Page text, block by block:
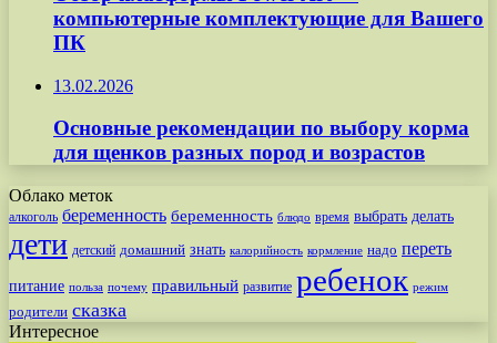
компьютерные комплектующие для Вашего
ПК
13.02.2026
Основные рекомендации по выбору корма
для щенков разных пород и возрастов
Облако меток
алкоголь беременность беременность блюдо время выбрать делать
дети детский домашний знать калорийность кормление надо переть
питание польза почему правильный развитие ребенок режим
родители сказка
Интересное